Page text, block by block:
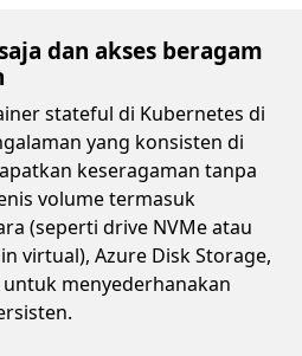
dan akses beragam
stateful di Kubernetes di
yang konsisten di
keseragaman tanpa
volume termasuk
(seperti drive NVMe atau
virtual), Azure Disk Storage,
untuk menyederhanakan